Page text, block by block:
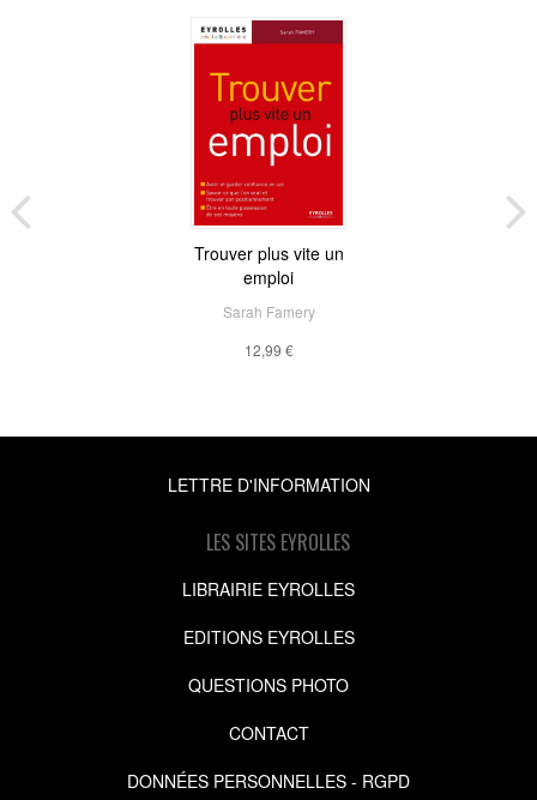
Trouver plus vite un
emploi
Sarah Famery
12,99 €
LETTRE D'INFORMATION
LES SITES EYROLLES
LIBRAIRIE EYROLLES
EDITIONS EYROLLES
QUESTIONS PHOTO
CONTACT
DONNÉES PERSONNELLES - RGPD